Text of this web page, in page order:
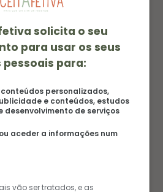
Natural – Levain – Dia 6
solicita o seu
para usar os seus
pessoais para:
personalizados,
e conteúdos, estudos
desenvolvimento de serviços
aceder a informações num
vão ser tratados, e as